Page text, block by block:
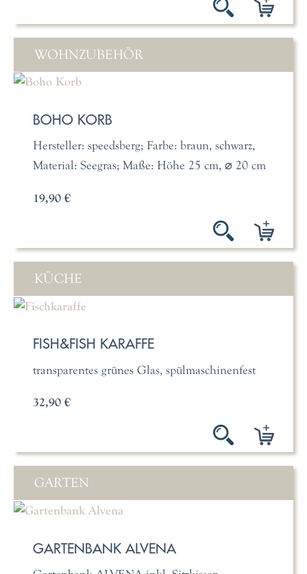
WOHNZUBEHÖR
BOHO KORB
Hersteller: speedsberg; Farbe: braun, schwarz,
Material: Seegras; Maße: Höhe 25 cm, ⌀ 20 cm
19,90 €
KÜCHE
FISH&FISH KARAFFE
transparentes grünes Glas, spülmaschinenfest
32,90 €
GARTEN
GARTENBANK ALVENA